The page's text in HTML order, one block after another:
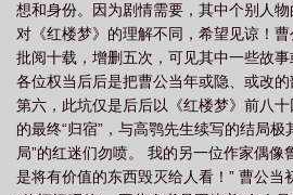
想和身份。因为剧情需要，其中个别人
对《红楼梦》的理解不同，希望见谅！
批阅十载，增删五次，可见其中一些故事
各位权当后后是把曹公当年或隐、或改
第六，此坑仅是后后以《红楼梦》前八
的最终“归宿”，与高鹗先生续写的结局
局”的红迷们勿喷。 我的另一位作家偶像
是将有价值的东西毁灭给人看！” 曹公当